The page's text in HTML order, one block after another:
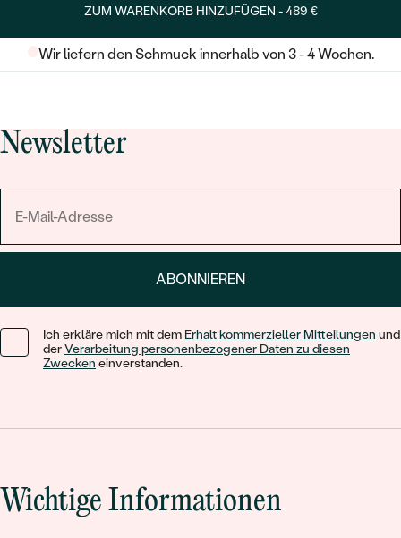
ZUM WARENKORB HINZUFÜGEN -489 €
Wir liefern den Schmuck innerhalb von 3 - 4 Wochen.
Newsletter
ABONNIEREN
Ich erkläre mich mit dem Erhalt kommerzieller Mitteilungen und
derVerarbeitung personenbezogener Daten zu diesen
Zwecken einverstanden.
Wichtige Informationen